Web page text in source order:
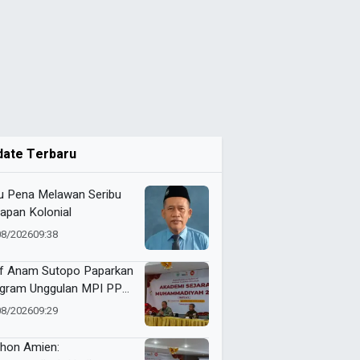
Terbaru
Pena Melawan Seribu
Kolonial
202609:38
Anam Sutopo Paparkan
Unggulan MPI PP
202609:29
Amien: